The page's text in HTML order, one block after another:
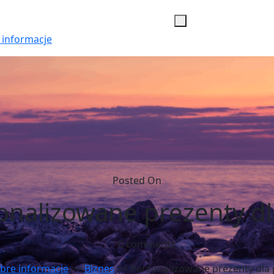
Posted On
prezenty
0 comments
informacje>>Biznes>> Personalizowane prezenty dla